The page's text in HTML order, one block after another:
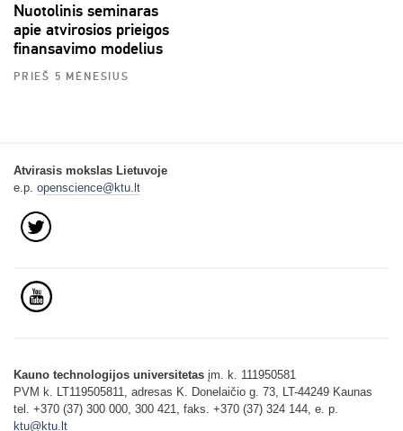
Nuotolinis seminaras
apie atvirosios prieigos
finansavimo modelius
PRIEŠ 5 MĖNESIUS
Atvirasis mokslas Lietuvoje
e.p. openscience@ktu.lt
Kauno technologijos universitetas įm. k. 111950581
PVM k. LT119505811, adresas K. Donelaičio g. 73, LT-44249 Kaunas
tel. +370 (37) 300 000, 300 421, faks. +370 (37) 324 144, e. p.
ktu@ktu.lt